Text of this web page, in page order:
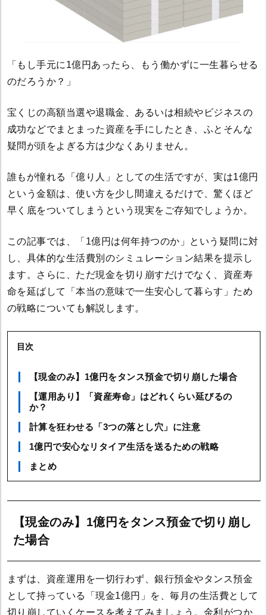
「もし手元に1億円あったら、もう働かずに一生暮らせる
のだろうか？」
宝くじの高額当選や退職金、あるいは相続やビジネスの
成功などでまとまった資産を手にしたとき、ふとそんな
疑問が頭をよぎる方は少なくありません。
誰もが憧れる「億り人」としての生活ですが、実は1億円
という金額は、使い方を少し間違えるだけで、驚くほど
早く底をついてしまうという現実をご存知でしょうか。
この記事では、「1億円は何年持つのか」という疑問に対
し、具体的な生活費別のシミュレーション結果を提示し
ます。さらに、ただ現金を切り崩すだけでなく、資産寿
命を延ばして「本当の意味で一生安心して暮らす」ため
の戦略についても解説します。
目次
【現金のみ】1億円をタンス預金で切り崩した場合
【運用あり】「資産寿命」はどれくらい延びるの
か？
計算を狂わせる「3つの落とし穴」に注意
1億円で安心なリタイア生活を送るための戦略
まとめ
【現金のみ】1億円をタンス預金で切り崩し
た場合
まずは、資産運用を一切行わず、銀行預金やタンス預金
として持っている「現金1億円」を、毎月の生活費として
切り崩していくケースを考えてみましょう。金利がつか